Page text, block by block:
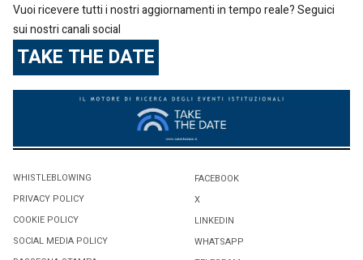
Vuoi ricevere tutti i nostri aggiornamenti in tempo reale? Seguici
sui nostri canali social
TAKE THE DATE
WHISTLEBLOWING
PRIVACY POLICY
COOKIE POLICY
SOCIAL MEDIA POLICY
FACEBOOK
X
LINKEDIN
WHATSAPP